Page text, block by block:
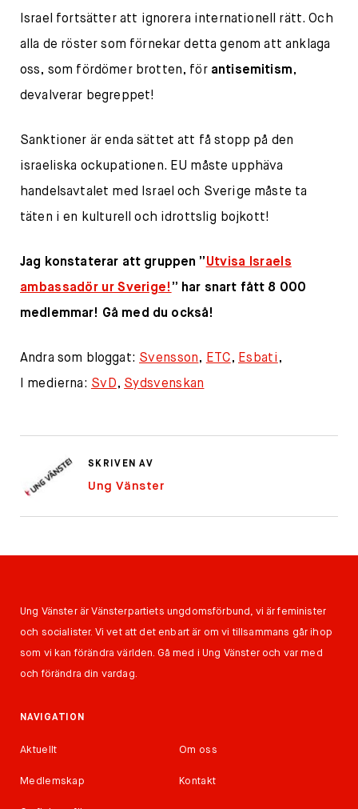
Israel fortsätter att ignorera internationell rätt. Och
alla de röster som förnekar detta genom att anklaga
oss, som fördömer brotten, för antisemitism,
devalverar begreppet!
Sanktioner är enda sättet att få stopp på den
israeliska ockupationen. EU måste upphäva
handelsavtalet med Israel och Sverige måste ta
täten i en kulturell och idrottslig bojkott!
Jag konstaterar att gruppen ”Utvisa Israels
ambassadör ur Sverige! ” har snart fått 8 000
medlemmar! Gå med du också!
Andra som bloggat: Svensson, ETC, Esbati ,
I medierna: SvD, Sydsvenskan
SKRIVEN AV
Ung Vänster
Ung Vänster är Vänsterpartiets ungdomsförbund, vi är feminister
och socialister. Vi vet att det enbart är om vi tillsammans går ihop
som vi kan förändra världen. Gå med i Ung Vänster och var med
och förändra din vardag.
NAVIGATION
Aktuellt Om oss
Medlemskap Kontakt